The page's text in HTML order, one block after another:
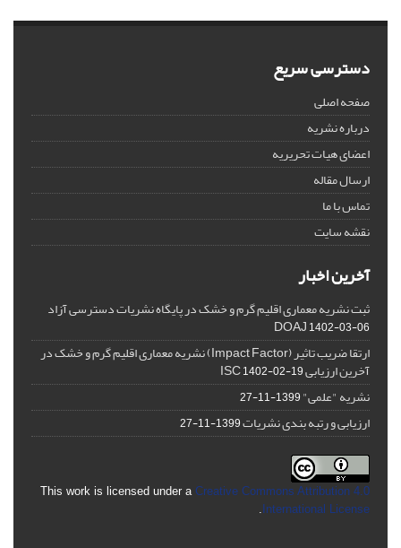
دسترسی سریع
صفحه اصلی
درباره نشریه
اعضای هیات تحریریه
ارسال مقاله
تماس با ما
نقشه سایت
آخرین اخبار
ثبت نشریه معماری اقلیم گرم و خشک در پایگاه نشریات دسترسی آزاد
DOAJ1402-03-06
ارتقا ضریب تاثیر (Impact Factor) نشریه معماری اقلیم گرم و خشک در
آخرین ارزیابی ISC1402-02-19
نشریه "علمی"1399-11-27
ارزیابی و رتبه بندی نشریات1399-11-27
This work is licensed under a Creative Commons Attribution 4.0
International License
.